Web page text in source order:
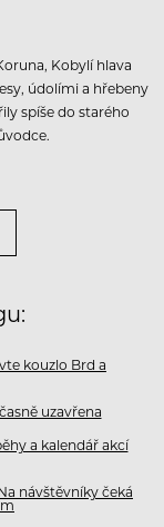
Kobylí hlava
údolími a hřebeny
spíše do starého
kouzlo Brd a
uzavřena
a kalendář akcí
návštěvníky čeká